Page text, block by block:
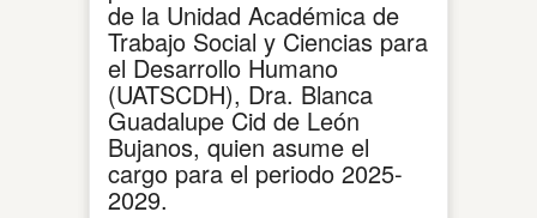
de la Unidad Académica de
Trabajo Social y Ciencias para
el Desarrollo Humano
(UATSCDH), Dra. Blanca
Guadalupe Cid de León
Bujanos, quien asume el
cargo para el periodo 2025-
2029.